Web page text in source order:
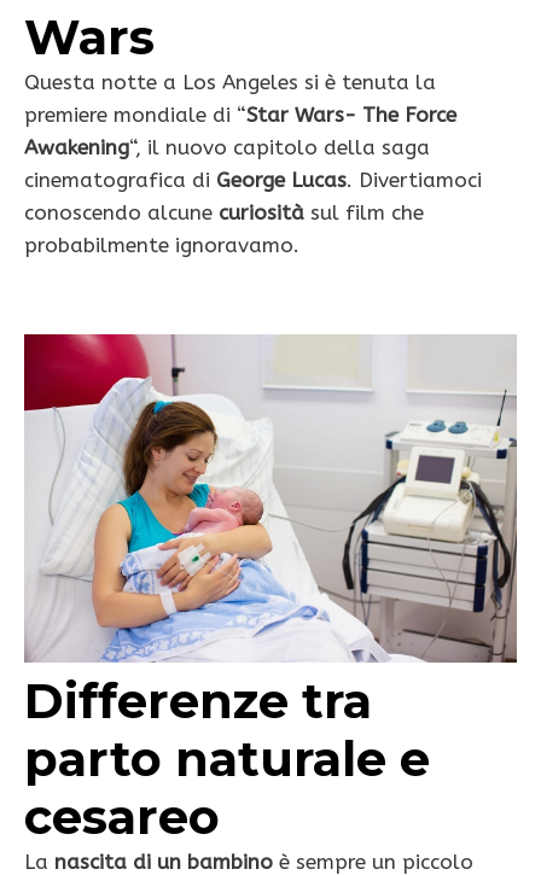
Wars
Questa notte a Los Angeles si è tenuta la
premiere mondiale di “Star Wars- The Force
Awakening“, il nuovo capitolo della saga
cinematografica di George Lucas. Divertiamoci
conoscendo alcune curiosità sul film che
probabilmente ignoravamo.
Differenze tra
parto naturale e
cesareo
La nascita di un bambino è sempre un piccolo